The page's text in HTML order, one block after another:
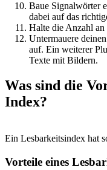
Baue Signalwörter
dabei auf das
Halte die Anzahl
Untermauere
auf. Ein weiterer
Texte mit Bildern.
Was sind die
Index?
Ein Lesbarkeitsindex hat
Vorteile eines